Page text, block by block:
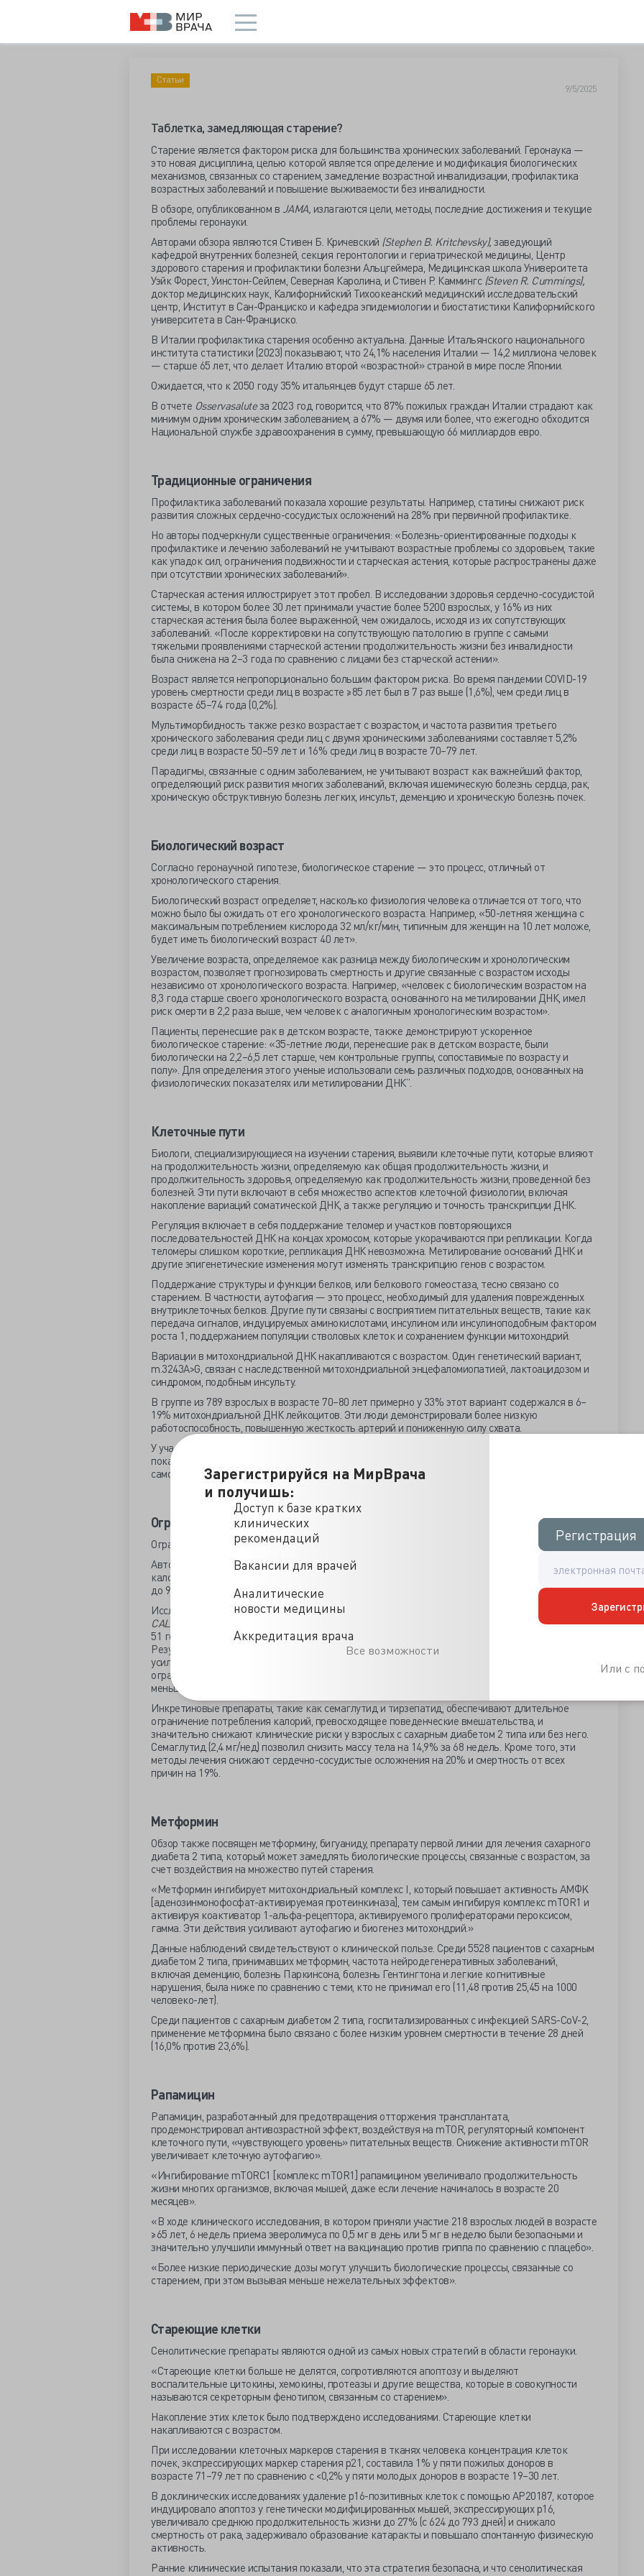
Зарегистрируйся на МирВрача
и получишь:
Доступ к базе кратких
клинических
рекомендаций
Вакансии для врачей
Аналитические
новости медицины
Аккредитация врача
Все возможности
Регистрация
Регистрация
Или с
Статьи
9/5/2025
Таблетка, замедляющая старение?
Старение является фактором риска для большинства хронических заболеваний. Геронаука —
это новая дисциплина, целью которой является определение и модификация биологических
механизмов, связанных со старением, замедление возрастной инвалидизации, профилактика
возрастных заболеваний и повышение выживаемости без инвалидности.
В обзоре, опубликованном в JAMA, излагаются цели, методы, последние достижения и текущие
проблемы геронауки.
Авторами обзора являются Стивен Б. Кричевский (Stephen B. Kritchevsky), заведующий
кафедрой внутренних болезней, секция геронтологии и гериатрической медицины, Центр
здорового старения и профилактики болезни Альцгеймера, Медицинская школа Университета
Уэйк Форест, Уинстон-Сейлем, Северная Каролина, и Стивен Р. Каммингс (Steven R. Cummings),
доктор медицинских наук, Калифорнийский Тихоокеанский медицинский исследовательский
центр, Институт в Сан-Франциско и кафедра эпидемиологии и биостатистики Калифорнийского
университета в Сан-Франциско.
В Италии профилактика старения особенно актуальна. Данные Итальянского национального
института статистики (2023) показывают, что 24,1% населения Италии — 14,2 миллиона человек
— старше 65 лет, что делает Италию второй «возрастной» страной в мире после Японии.
Ожидается, что к 2050 году 35% итальянцев будут старше 65 лет.
В отчете Osservasaluteза 2023 год говорится, что 87% пожилых граждан Италии страдают как
минимум одним хроническим заболеванием, а 67% — двумя или более, что ежегодно обходится
Национальной службе здравоохранения в сумму, превышающую 66 миллиардов евро.
Традиционные ограничения
Профилактика заболеваний показала хорошие результаты. Например, статины снижают риск
развития сложных сердечно-сосудистых осложнений на 28% при первичной профилактике.
Но авторы подчеркнули существенные ограничения: «Болезнь-ориентированные подходы к
профилактике и лечению заболеваний не учитывают возрастные проблемы со здоровьем, такие
как упадок сил, ограничения подвижности и старческая астения, которые распространены даже
при отсутствии хронических заболеваний».
Старческая астения иллюстрирует этот пробел. В исследовании здоровья сердечно-сосудистой
системы, в котором более 30 лет принимали участие более 5200 взрослых, у 16% из них
старческая астения была более выраженной, чем ожидалось, исходя из их сопутствующих
заболеваний. «После корректировки на сопутствующую патологию в группе с самыми
тяжелыми проявлениями старческой астении продолжительность жизни без инвалидности
была снижена на 2–3 года по сравнению с лицами без старческой астении».
Возраст является непропорционально большим фактором риска. Во время пандемии COVID-19
уровень смертности среди лиц в возрасте ≥85 лет был в 7 раз выше (1,6%), чем среди лиц в
возрасте 65–74 года (0,2%).
Мультиморбидность также резко возрастает с возрастом, и частота развития третьего
хронического заболевания среди лиц с двумя хроническими заболеваниями составляет 5,2%
среди лиц в возрасте 50–59 лет и 16% среди лиц в возрасте 70–79 лет.
Парадигмы, связанные с одним заболеванием, не учитывают возраст как важнейший фактор,
определяющий риск развития многих заболеваний, включая ишемическую болезнь сердца, рак,
хроническую обструктивную болезнь легких, инсульт, деменцию и хроническую болезнь почек.
Биологический возраст
Согласно геронаучной гипотезе, биологическое старение — это процесс, отличный от
хронологического старения.
Биологический возраст определяет, насколько физиология человека отличается от того, что
можно было бы ожидать от его хронологического возраста. Например, «50-летняя женщина с
максимальным потреблением кислорода 32 мл/кг/мин, типичным для женщин на 10 лет моложе,
будет иметь биологический возраст 40 лет».
Увеличение возраста, определяемое как разница между биологическим и хронологическим
возрастом, позволяет прогнозировать смертность и другие связанные с возрастом исходы
независимо от хронологического возраста. Например, «человек с биологическим возрастом на
8,3 года старше своего хронологического возраста, основанного на метилировании ДНК, имел
риск смерти в 2,2 раза выше, чем человек с аналогичным хронологическим возрастом».
Пациенты, перенесшие рак в детском возрасте, также демонстрируют ускоренное
биологическое старение: «35-летние люди, перенесшие рак в детском возрасте, были
биологически на 2,2–6,5 лет старше, чем контрольные группы, сопоставимые по возрасту и
полу». Для определения этого ученые использовали семь различных подходов, основанных на
физиологических показателях или метилировании ДНК”.
Клеточные пути
Биологи, специализирующиеся на изучении старения, выявили клеточные пути, которые влияют
на продолжительность жизни, определяемую как общая продолжительность жизни, и
продолжительность здоровья, определяемую как продолжительность жизни, проведенной без
болезней. Эти пути включают в себя множество аспектов клеточной физиологии, включая
накопление вариаций соматической ДНК, а также регуляцию и точность транскрипции ДНК.
Регуляция включает в себя поддержание теломер и участков повторяющихся
последовательностей ДНК на концах хромосом, которые укорачиваются при репликации. Когда
теломеры слишком короткие, репликация ДНК невозможна. Метилирование оснований ДНК и
другие эпигенетические изменения могут изменять транскрипцию генов с возрастом.
Поддержание структуры и функции белков, или белкового гомеостаза, тесно связано со
старением. В частности, аутофагия — это процесс, необходимый для удаления поврежденных
внутриклеточных белков. Другие пути связаны с восприятием питательных веществ, такие как
передача сигналов, индуцируемых аминокислотами, инсулином или инсулиноподобным фактором
роста 1, поддержанием популяции стволовых клеток и сохранением функции митохондрий.
Вариации в митохондриальной ДНК накапливаются с возрастом. Один генетический вариант,
m.3243A>G, связан с наследственной митохондриальной энцефаломиопатией, лактоацидозом и
синдромом, подобным инсульту.
В группе из 789 взрослых в возрасте 70–80 лет примерно у 33% этот вариант содержался в 6–
19% митохондриальной ДНК лейкоцитов. Эти люди демонстрировали более низкую
работоспособность, повышенную жесткость артерий и пониженную силу схвата.
У участников с более высокой распространенностью этого варианта были повышены
показатели смертности от деменции и инсульта в течение 17 лет по сравнению с участниками с
самой низкой распространенностью.
Ограничение потребления калорий
Ограничение потребления калорий является наиболее широко изученным методом геронауки.
Авторы сообщили о важных результатах: «У мышей одного штамма ограничение потребления
калорий на 20% увеличило среднюю выживаемость с 785 до 1096 дней у самок (на 40%) и с 807
до 999 дней (на 24%) у самцов».
Исследование
CALERIEпредоставило первые доказательства этого на людях. В исследовании
CALERIE
в течение двух лет принимали участие 218 взрослых людей без ожирения (возраст 21–
51 год). В ходе исследования сравнивалось ограничение потребления калорий и их отсутствие.
Результаты показали значительные клеточные изменения: ограничение потребления калорий
усиливало аутофагию и репарацию ДНК и снижало воспалительный ответ. Участники группы с
ограниченным потреблением калорий за 24 месяца исследования «состарились» на 0,6 года
меньше, чем те, кто не ограничивал свое потребление калорий.
Инкретиновые препараты, такие как семаглутид и тирзепатид, обеспечивают длительное
ограничение потребления калорий, превосходящее поведенческие вмешательства, и
значительно снижают клинические риски у взрослых с сахарным диабетом 2 типа или без него.
Семаглутид (2,4 мг/нед) позволил снизить массу тела на 14,9% за 68 недель. Кроме того, эти
методы лечения снижают сердечно-сосудистые осложнения на 20% и смертность от всех
причин на 19%.
Метформин
Обзор также посвящен метформину, бигуаниду, препарату первой линии для лечения сахарного
диабета 2 типа, который может замедлять биологические процессы, связанные с возрастом, за
счет воздействия на множество путей старения.
«Метформин ингибирует митохондриальный комплекс I, который повышает активность AMФK
[аденозинмонофосфат-активируемая протеинкиназа], тем самым ингибируя комплекс mTOR1 и
активируя коактиватор 1-альфа-рецептора, активируемого пролифераторами пероксисом,
гамма. Эти действия усиливают аутофагию и биогенез митохондрий.»
Данные наблюдений свидетельствуют о клинической пользе. Среди 5528 пациентов с сахарным
диабетом 2 типа, принимавших метформин, частота нейродегенеративных заболеваний,
включая деменцию, болезнь Паркинсона, болезнь Гентингтона и легкие когнитивные
нарушения, была ниже по сравнению с теми, кто не принимал его (11,48 против 25,45 на 1000
человеко-лет).
Среди пациентов с сахарным диабетом 2 типа, госпитализированных с инфекцией SARS-CoV-2,
применение метформина было связано с более низким уровнем смертности в течение 28 дней
(16,0% против 23,6%).
Рапамицин
Рапамицин, разработанный для предотвращения отторжения трансплантата,
продемонстрировал антивозрастной эффект, воздействуя на mTOR, регуляторный компонент
клеточного пути, «чувствующего уровень» питательных веществ. Снижение активности mTOR
увеличивает клеточную аутофагию».
«Ингибирование mTORC1 [комплекс mTOR1] рапамицином увеличивало продолжительность
жизни многих организмов, включая мышей, даже если лечение начиналось в возрасте 20
месяцев».
«В ходе клинического исследования, в котором приняли участие 218 взрослых людей в возрасте
≥65 лет, 6 недель приема эверолимуса по 0,5 мг в день или 5 мг в неделю были безопасными и
значительно улучшили иммунный ответ на вакцинацию против гриппа по сравнению с плацебо».
«Более низкие периодические дозы могут улучшить биологические процессы, связанные со
старением, при этом вызывая меньше нежелательных эффектов».
Стареющие клетки
Сенолитические препараты являются одной из самых новых стратегий в области геронауки.
«Стареющие клетки больше не делятся, сопротивляются апоптозу и выделяют
воспалительные цитокины, хемокины, протеазы и другие вещества, которые в совокупности
называются секреторным фенотипом, связанным со старением».
Накопление этих клеток было подтверждено исследованиями. Стареющие клетки
накапливаются с возрастом.
При исследовании клеточных маркеров старения в тканях человека концентрация клеток
почек, экспрессирующих маркер старения p21, составила 1% у пяти пожилых доноров в
возрасте 71–79 лет по сравнению с <0,2% у пяти молодых доноров в возрасте 19–30 лет.
В доклинических исследованиях удаление p16-позитивных клеток с помощью AP20187, которое
индуцировало апоптоз у генетически модифицированных мышей, экспрессирующих p16,
увеличивало среднюю продолжительность жизни до 27% (с 624 до 793 дней) и снижало
смертность от рака, задерживало образование катаракты и повышало спонтанную физическую
активность.
Ранние клинические испытания показали, что эта стратегия безопасна, и что сенолитическая